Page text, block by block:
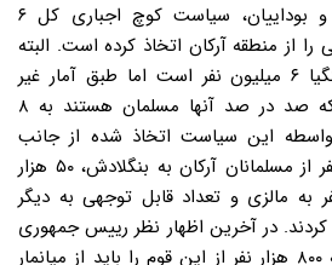
مشکلات میان مسلمانان و بوداییان، سیاست کوچ اجباری کل ۶
را از منطقه آرکان اتخاذ کرده است. البته
آمار رسمی جمعیت روهینگیا ۶ میلیون نفر است اما طبق آمار غیر
رسمی جمعیت این قوم که صد در صد آنها مسلمان هستند به ۸
این سیاست اتخاذ شده از جانب
دولت قریب به ۱۵۰ هزار نفر از مسلمانان آرکان به بنگلادش، ۵۰ هزار
و ۴۰ هزار نفر به مالزی و تعداد قابل توجهی به دیگر
در آخرین اظهار نظر رییس جمهوری
میانمار بیان شده است که ۸۰۰ هزار نفر از این قوم را باید از میانمار